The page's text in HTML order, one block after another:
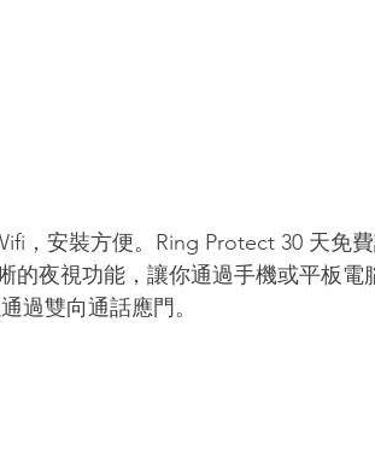
，安裝方便。Ring Protect 30 天免
的夜視功能，讓你通過手機或平板電
過雙向通話應門。